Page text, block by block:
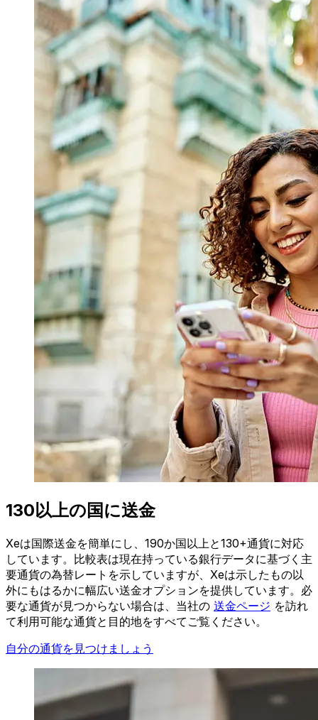
130以上の国に送金
Xeは国際送金を簡単にし、190か国以上と130+通貨に対応
しています。比較表は現在持っている銀行データに基づく主
要通貨の為替レートを示していますが、Xeは示したもの以
外にもはるかに幅広い送金オプションを提供しています。必
要な通貨が見つからない場合は、当社の 送金ページ を訪れ
て利用可能な通貨と目的地をすべてご覧ください。
自分の通貨を見つけましょう